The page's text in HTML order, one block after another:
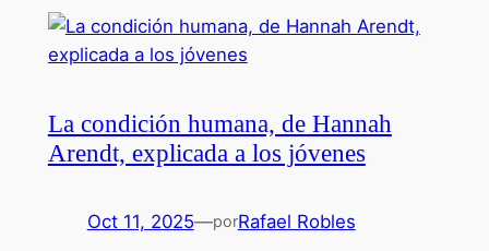
La condición humana, de Hannah
Arendt, explicada a los jóvenes
Oct 11, 2025—porRafael Robles